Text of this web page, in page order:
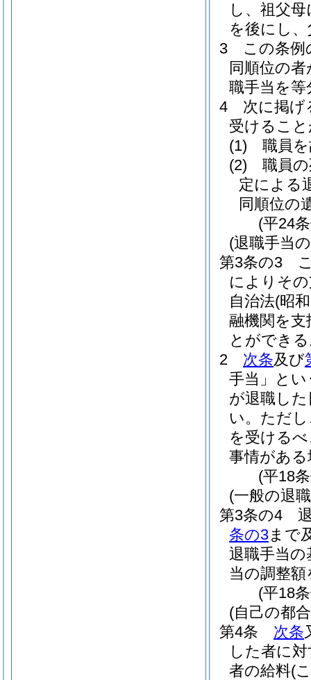
し、祖父
を後にし
3
この条例
同順位の
職手当を
4
次に掲げ
受けるこ
(1)
職員
(2)
職員
定による
同順位の
(平24
(退職手当
第3条の3
によりそ
自治法(昭
融機関を
とができ
2
次条及び
手当」とい
が退職し
い。 ただ
を受ける
事情があ
(平18
(一般の退
第3条の4
条の3まで
退職手当の
当の調整
(平18
(自己の都
第4条
次条
した者に
者の給料(